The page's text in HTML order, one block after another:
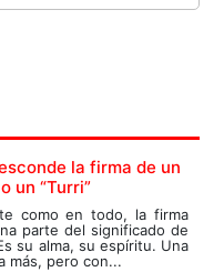
la firma de un
un “Turri”
como en todo, la firma
parte del significado de
su alma, su espíritu. Una
más, pero con...